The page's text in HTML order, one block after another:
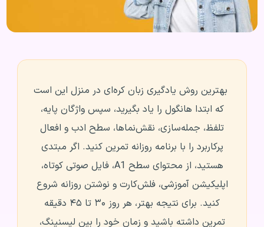
بهترین روش یادگیری زبان کره‌ای در منزل این است
که ابتدا هانگول را یاد بگیرید، سپس واژگان پایه،
تلفظ، جمله‌سازی، نقش‌نماها، سطح ادب و افعال
پرکاربرد را با برنامه روزانه تمرین کنید. اگر مبتدی
هستید، از محتوای سطح A1، فایل صوتی کوتاه،
اپلیکیشن آموزشی، فلش‌کارت و نوشتن روزانه شروع
کنید. برای نتیجه بهتر، هر روز ۳۰ تا ۴۵ دقیقه
تمرین داشته باشید و زمان خود را بین لیسنینگ،